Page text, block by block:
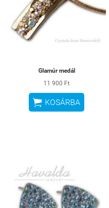
Glamúr medál
11 900 Ft
 KOSÁRBA